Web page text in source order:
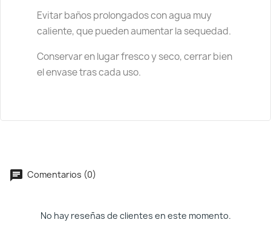
Evitar baños prolongados con agua muy
caliente, que pueden aumentar la sequedad.
Conservar en lugar fresco y seco, cerrar bien
el envase tras cada uso.
Comentarios (0)
No hay reseñas de clientes en este momento.